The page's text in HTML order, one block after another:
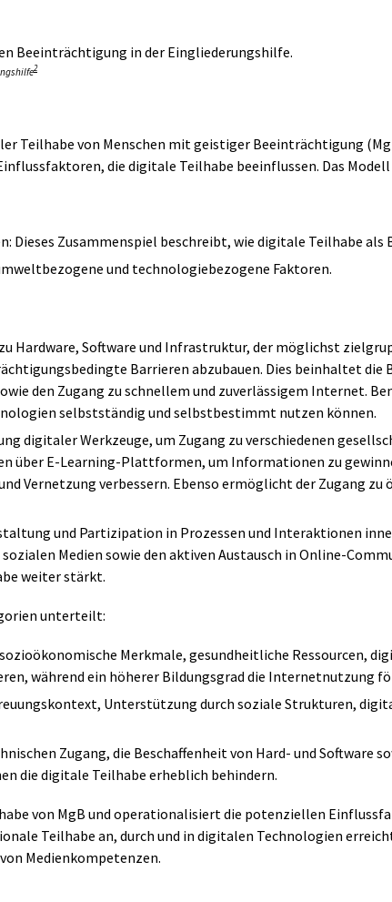
2
Teilhabe von Menschen mit geistiger Beeinträchtigung
die digitale Teilhabe beeinflussen. Das
Dieses Zusammenspiel beschreibt, wie digitale Teilhabe
und technologiebezogene Faktoren.
Hardware, Software und Infrastruktur, der möglichst
Barrieren abzubauen. Dies beinhaltet
den Zugang zu schnellem und zuverlässigem Internet.
selbstständig und selbstbestimmt nutzen können.
digitaler Werkzeuge, um Zugang zu verschiedenen
über E-Learning-Plattformen, um Informationen zu
Vernetzung verbessern. Ebenso ermöglicht der Zugang
und Partizipation in Prozessen und Interaktionen
Medien sowie den aktiven Austausch in Online-
weiter stärkt.
unterteilt:
Merkmale, gesundheitliche Ressourcen,
während ein höherer Bildungsgrad die Internetnutzung
Unterstützung durch soziale Strukturen,
Zugang, die Beschaffenheit von Hard- und Software
die digitale Teilhabe erheblich behindern.
von MgB und operationalisiert die potenziellen
Teilhabe an, durch und in digitalen Technologien
Medienkompetenzen.